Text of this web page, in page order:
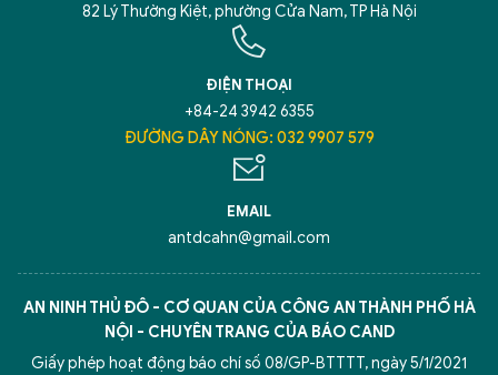
82 Lý Thường Kiệt, phường Cửa Nam, TP Hà Nội
ĐIỆN THOẠI
+84-24 3942 6355
ĐƯỜNG DÂY NÓNG: 032 9907 579
EMAIL
antdcahn@gmail.com
AN NINH THỦ ĐÔ - CƠ QUAN CỦA CÔNG AN THÀNH PHỐ HÀ
NỘI - CHUYÊN TRANG CỦA BÁO CAND
Giấy phép hoạt động báo chí số 08/GP-BTTTT, ngày 5/1/2021